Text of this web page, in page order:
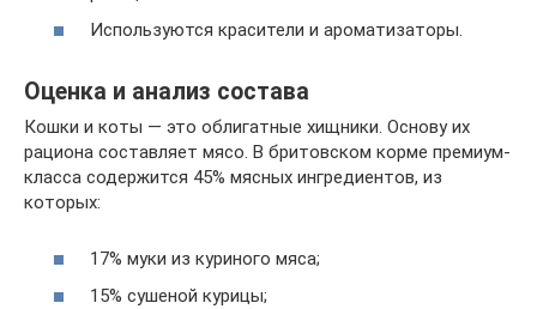
Используются красители и ароматизаторы.
Оценка и анализ состава
Кошки и коты — это облигатные хищники. Основу их
рациона составляет мясо. В бритовском корме премиум-
класса содержится 45% мясных ингредиентов, из
которых:
17% муки из куриного мяса;
15% сушеной курицы;